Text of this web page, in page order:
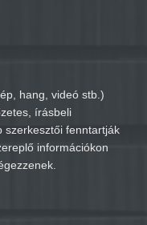
hang, videó stb.)
írásbeli
szerkesztői fenntartják
információkon